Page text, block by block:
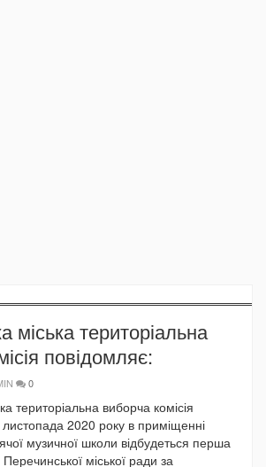
міська територіальна
повідомляє:
0
територіальна виборча комісія
2020 року в приміщенні
музичної школи відбудеться перша
міської ради за